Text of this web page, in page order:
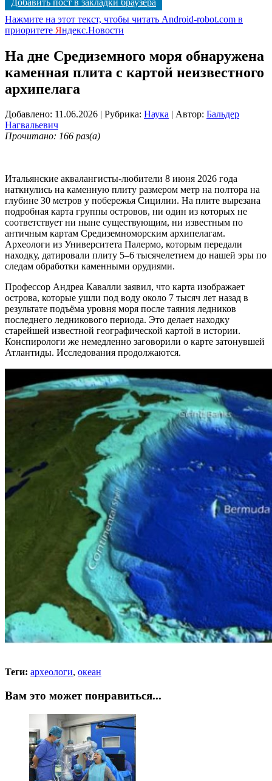
Нажмите на этот текст, чтобы читать Android-robot.com в
приоритете Яндекс.Новости
На дне Средиземного моря обнаружена
каменная плита с картой неизвестного
архипелага
Добавлено: 11.06.2026 | Рубрика: Наука | Автор: Бальдер
Нагвальевич
Прочитано: 166 раз(а)
Итальянские аквалангисты-любители 8 июня 2026 года
наткнулись на каменную плиту размером метр на полтора на
глубине 30 метров у побережья Сицилии. На плите вырезана
подробная карта группы островов, ни один из которых не
соответствует ни ныне существующим, ни известным по
античным картам Средиземноморским архипелагам.
Археологи из Университета Палермо, которым передали
находку, датировали плиту 5–6 тысячелетием до нашей эры по
следам обработки каменными орудиями.
Профессор Андреа Кавалли заявил, что карта изображает
острова, которые ушли под воду около 7 тысяч лет назад в
результате подъёма уровня моря после таяния ледников
последнего ледникового периода. Это делает находку
старейшей известной географической картой в истории.
Конспирологи же немедленно заговорили о карте затонувшей
Атлантиды. Исследования продолжаются.
Теги: археологи, океан
Вам это может понравиться...